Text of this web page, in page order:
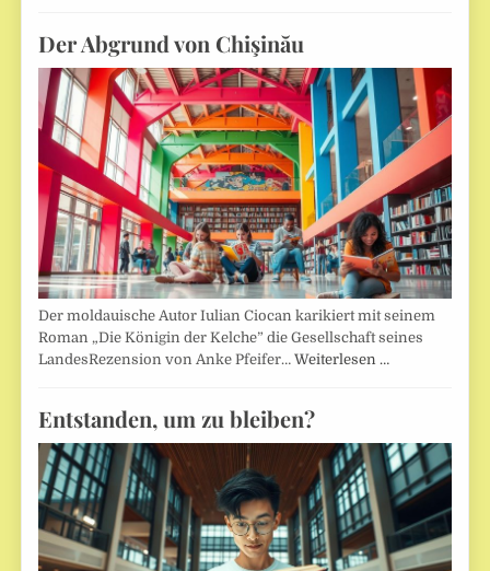
Der Abgrund von Chişinău
Der moldauische Autor Iulian Ciocan karikiert mit seinem
Roman „Die Königin der Kelche” die Gesellschaft seines
LandesRezension von Anke Pfeifer…Weiterlesen …
Entstanden, um zu bleiben?